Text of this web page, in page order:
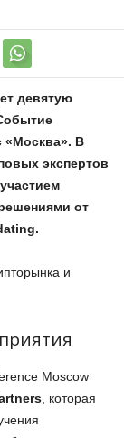
девятую
«Москва». В
экспертов
от
и
Moscow
, которая